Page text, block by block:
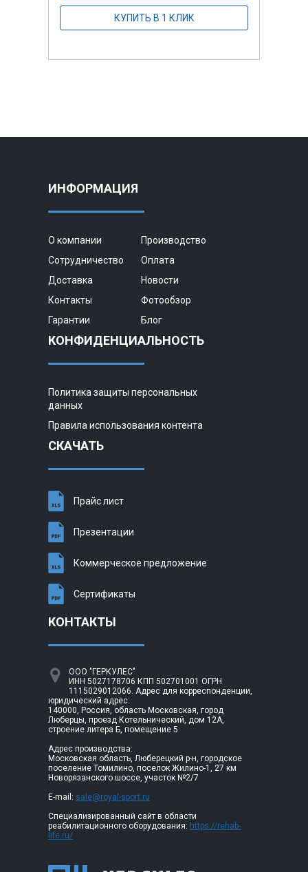
КУПИТЬ В 1 КЛИК
ИНФОРМАЦИЯ
О компании
Производство
Сотрудничество
Оплата
Доставка
Новости
Контакты
Фотообзор
Гарантии
Блог
КОНФИДЕНЦИАЛЬНОСТЬ
Политика защиты персональных
данных
Правила использования контента
СКАЧАТЬ
Прайс лист
Презентации
Коммерческое предложение
Сертификаты
КОНТАКТЫ
ООО "ГЕРКУЛЕС"
ИНН 5027178706 КПП 502701001 ОГРН
1115029012066. Адрес для корреспонденции,
юридический адрес:
140000, Россия, область Московская, город
Люберцы, проезд Котельнический, дом 12А,
строение литера Б, помещение 5
Адрес производства:
Московская область, Люберецкий р-н, городское
поселение Томилино, поселок Жилино-1, 27 км
Новорязанского шоссе, участок №2/7
E-mail: sale@royal-sport.ru
Специализированный сайт в области
реабилитационного оборудования: https://rehab-
life.ru/